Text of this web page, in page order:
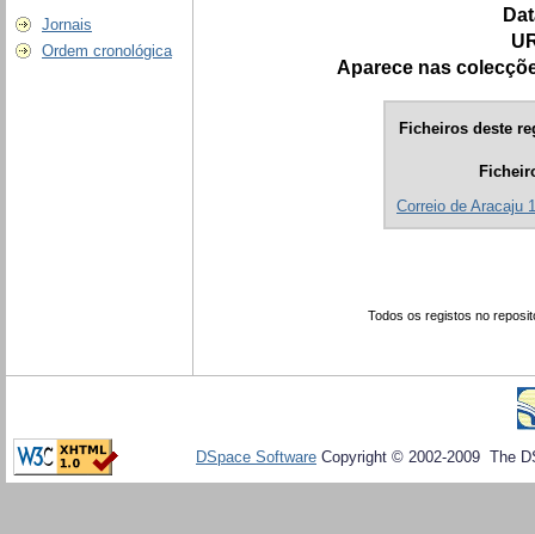
Jornais
Ordem cronológica
Aparece nas
Ficheiros deste
Correio de Aracaju
Todos os registos no
DSpace Software Copyright © 2002-2009 The